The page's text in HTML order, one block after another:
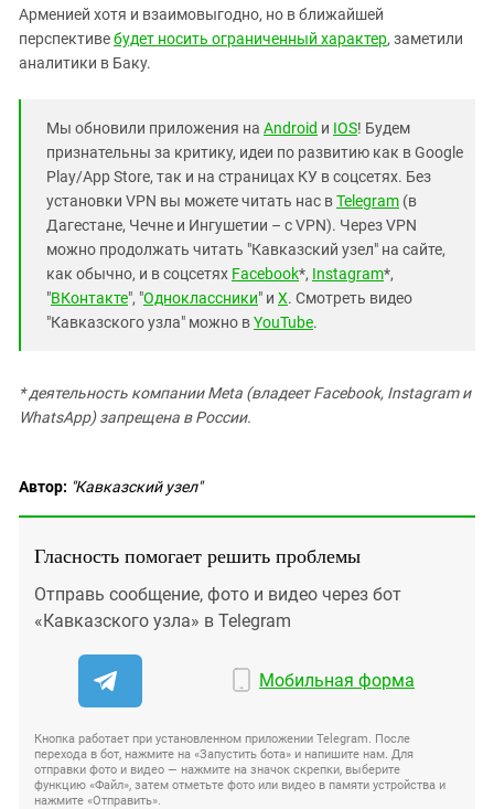
Арменией хотя и взаимовыгодно, но в ближайшей
перспективебудет носить ограниченный характер, заметили
аналитики в Баку.
Мы обновили приложения на Android и IOS! Будем
признательны за критику, идеи по развитию как в Google
Play/App Store, так и на страницах КУ в соцсетях. Без
установки VPN вы можете читать нас вTelegram (в
Дагестане, Чечне и Ингушетии – с VPN). Через VPN
можно продолжать читать "Кавказский узел" на сайте,
как обычно, и в соцсетях Facebook*, Instagram*,
"ВКонтакте", "Одноклассники" и X. Смотреть видео
"Кавказского узла" можно вYouTube.
* деятельность компании Meta (владеет Facebook, Instagram и
WhatsApp) запрещена в России.
Автор: "Кавказский узел"
Гласность помогает решить проблемы
Отправь сообщение, фото и видео через бот
«Кавказского узла» в Telegram
Мобильная форма
Кнопка работает при установленном приложении Telegram. После
перехода в бот, нажмите на «Запустить бота» и напишите нам. Для
отправки фото и видео — нажмите на значок скрепки, выберите
функцию «Файл», затем отметьте фото или видео в памяти устройства и
нажмите «Отправить».